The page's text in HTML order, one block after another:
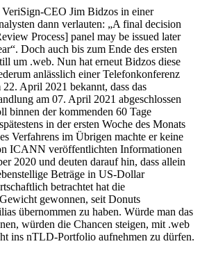
CEO Jim Bidzos in einer
dann verlauten: „A final decision
Process] panel may be issued later
Doch auch bis zum Ende des ersten
um .web. Nun hat erneut Bidzos diese
anlässlich einer Telefonkonferenz
April 2021 bekannt, dass das
am 07. April 2021 abgeschlossen
binnen der kommenden 60 Tage
in der ersten Woche des Monats
Verfahrens im Übrigen machte er keine
ICANN veröffentlichten Informationen
2020 und deuten darauf hin, dass allein
Beträge in US-Dollar
betrachtet hat die
gewonnen, seit Donuts
übernommen zu haben. Würde man das
würden die Chancen steigen, mit .web
ins nTLD-Portfolio aufnehmen zu dürfen.